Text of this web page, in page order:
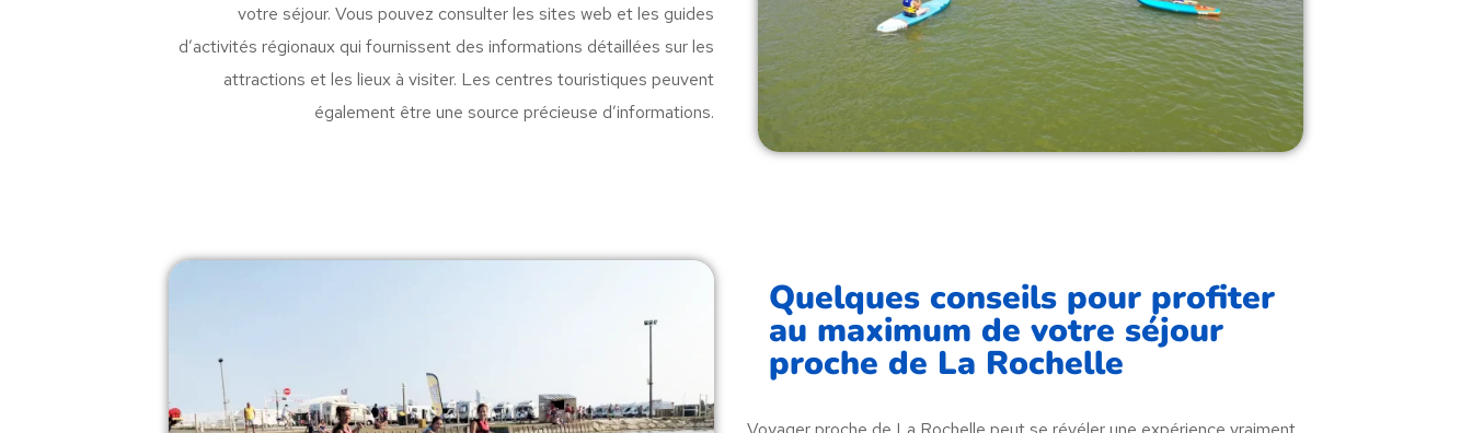
votre séjour. Vous pouvez consulter les sites web et les guides
d’activités régionaux qui fournissent des informations détaillées sur les
attractions et les lieux à visiter. Les centres touristiques peuvent
également être une source précieuse d’informations.
Quelques conseils pour profiter
au maximum de votre séjour
proche de La Rochelle